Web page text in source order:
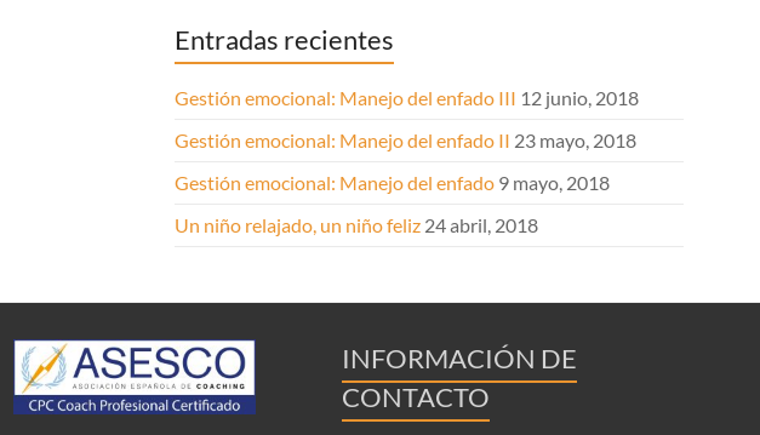
Entradas recientes
Gestión emocional: Manejo del enfado III 12 junio, 2018
Gestión emocional: Manejo del enfado II 23 mayo, 2018
Gestión emocional: Manejo del enfado 9 mayo, 2018
Un niño relajado, un niño feliz 24 abril, 2018
INFORMACIÓN DE
CONTACTO